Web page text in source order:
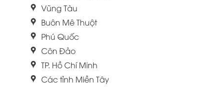
Vũng Tàu
Buôn Mê Thuột
Phú Quốc
Côn Đảo
TP. Hồ Chí Minh
Các tỉnh Miền Tây